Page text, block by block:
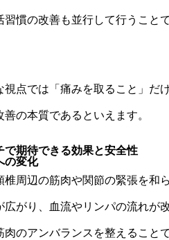
習慣の改善も並行して行うこと
視点では「痛みを取ること」
の本質であるといえます。
で期待できる効果と安全性
の変化
椎周辺の筋肉や関節の緊張を和
広がり、血流やリンパの流れが
肉のアンバランスを整えること